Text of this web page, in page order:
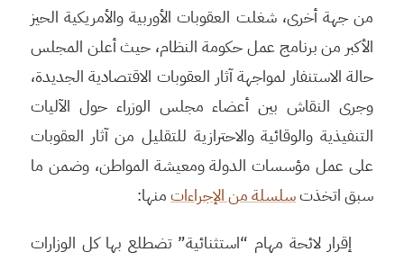
من جهة أخرى، شغلت العقوبات الأوربية والأمريكية الحيز
الأكبر من برنامج عمل حكومة النظام، حيث أعلن المجلس
حالة الاستنفار لمواجهة آثار العقوبات الاقتصادية الجديدة،
وجرى النقاش بين أعضاء مجلس الوزراء حول الآليات
التنفيذية والوقائية والاحترازية للتقليل من آثار العقوبات
على عمل مؤسسات الدولة ومعيشة المواطن، وضمن ما
سبق اتخذتسلسلة من الإجراءاتمنها:
إقرار لائحة مهام “استثنائية” تضطلع بها كل الوزارات